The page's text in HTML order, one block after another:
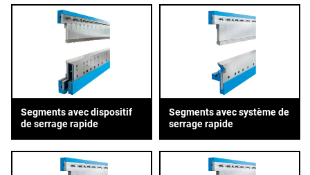
Segments avec dispositif
de serrage rapide
Segments avec système de
serrage rapide